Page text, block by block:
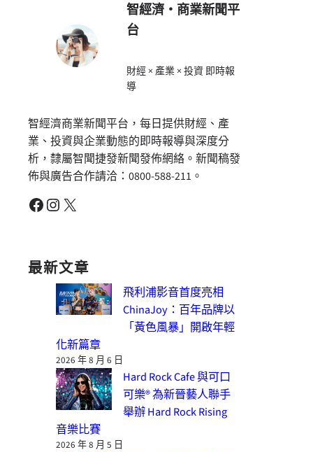
智經濟・商業新聞平
台
財經 × 產業 × 投資 即時報
導
智經濟商業新聞平台，每日提供財經、產
業、投資與企業動態的即時報導與深度分
析，隸屬智聞捷發新聞發佈網絡。新聞稿發
佈與廣告合作請洽：0800-588-211。
Facebook Instagram X
最新文章
飛利浦影音首度亮相
ChinaJoy：百年品牌以
「黃色風暴」開啟年輕
化新篇章
2026 年 8 月 6 日
Hard Rock Cafe 與可口
可樂® 為新晉藝人聯手
舉辦 Hard Rock Rising
音樂比賽
2026 年 8 月 5 日